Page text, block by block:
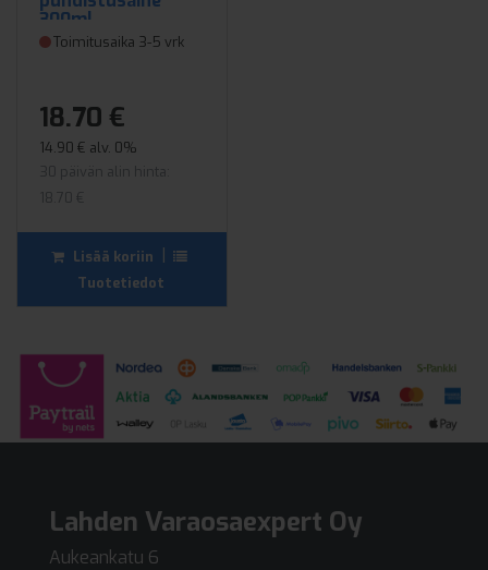
300ml
Toimitusaika 3-5 vrk
18.70 €
14.90 € alv. 0%
30 päivän alin hinta:
18.70 €
Lisää koriin
Tuotetiedot
Lahden Varaosaexpert Oy
Aukeankatu 6